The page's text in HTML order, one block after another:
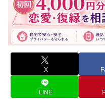
X
LINE